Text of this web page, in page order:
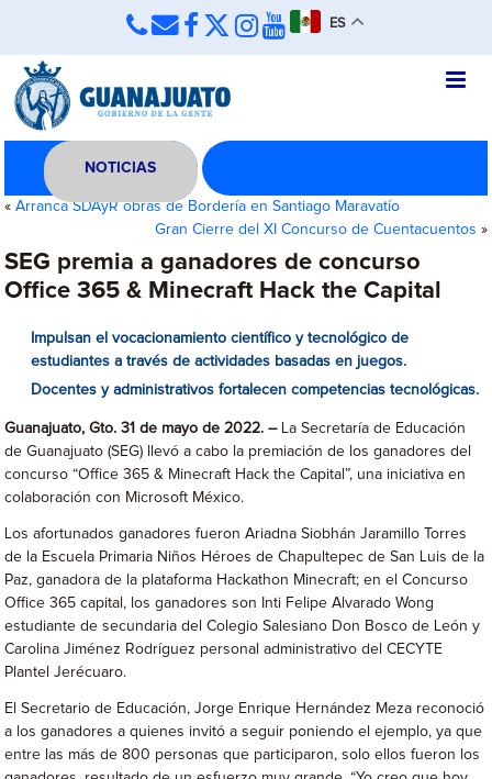
ES
NOTICIAS
«Arranca SDAyR obras de Bordería en Santiago Maravatío
Gran Cierre del XI Concurso de Cuentacuentos »
SEG premia a ganadores de concurso
Office 365 & Minecraft Hack the Capital
Impulsan el vocacionamiento científico y tecnológico de
estudiantes a través de actividades basadas en juegos.
Docentes y administrativos fortalecen competencias tecnológicas.
Guanajuato, Gto. 31 de mayo de 2022. – La Secretaría de Educación
de Guanajuato (SEG) llevó a cabo la premiación de los ganadores del
concurso “Office 365 & Minecraft Hack the Capital”, una iniciativa en
colaboración con Microsoft México.
Los afortunados ganadores fueron Ariadna Siobhán Jaramillo Torres
de la Escuela Primaria Niños Héroes de Chapultepec de San Luis de la
Paz, ganadora de la plataforma Hackathon Minecraft; en el Concurso
Office 365 capital, los ganadores son Inti Felipe Alvarado Wong
estudiante de secundaria del Colegio Salesiano Don Bosco de León y
Carolina Jiménez Rodríguez personal administrativo del CECYTE
Plantel Jerécuaro.
El Secretario de Educación, Jorge Enrique Hernández Meza reconoció
a los ganadores a quienes invitó a seguir poniendo el ejemplo, ya que
entre las más de 800 personas que participaron, solo ellos fueron los